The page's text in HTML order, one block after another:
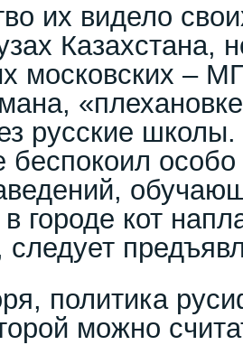
их видело
Казахстана,
московских –
русские школы.
особо
городе кот
политика
можно